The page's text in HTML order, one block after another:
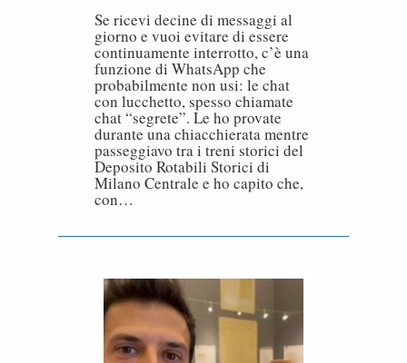
Se ricevi decine di messaggi al
giorno e vuoi evitare di essere
continuamente interrotto, c’è una
funzione di WhatsApp che
probabilmente non usi: le chat
con lucchetto, spesso chiamate
chat “segrete”. Le ho provate
durante una chiacchierata mentre
passeggiavo tra i treni storici del
Deposito Rotabili Storici di
Milano Centrale e ho capito che,
con…